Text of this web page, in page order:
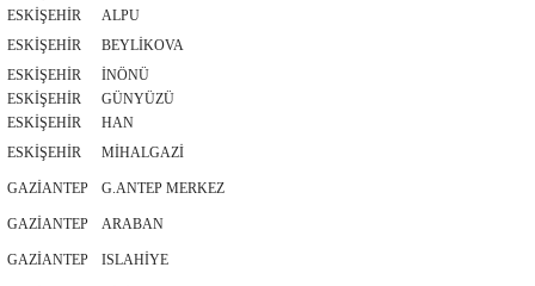
ESKİŞEHİR
ALPU
ESKİŞEHİR
BEYLİKOVA
ESKİŞEHİR
İNÖNÜ
ESKİŞEHİR
GÜNYÜZÜ
ESKİŞEHİR
HAN
ESKİŞEHİR
MİHALGAZİ
GAZİANTEP G.ANTEP MERKEZ
GAZİANTEP ARABAN
GAZİANTEP ISLAHİYE